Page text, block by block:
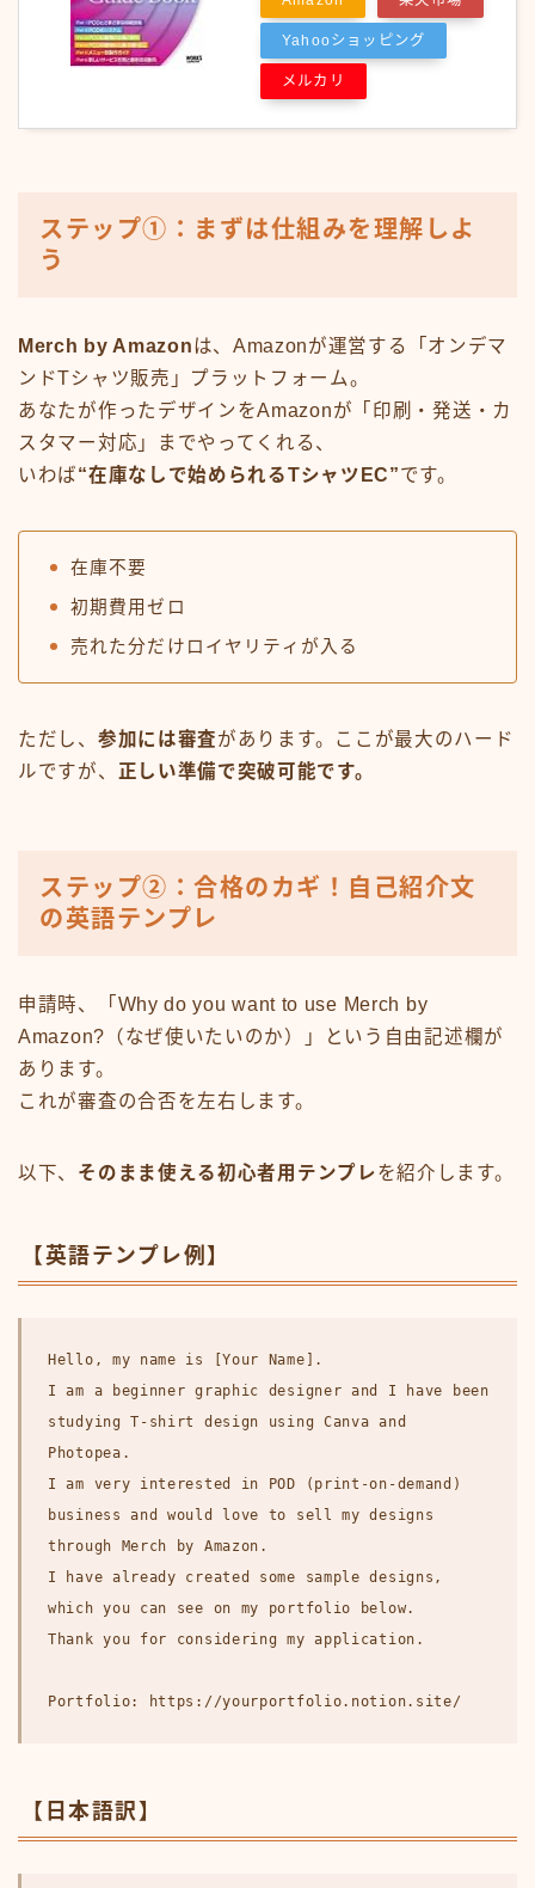
Yahooショッピング
メルカリ
ステップ①：まずは仕組みを理解しよ
う
Merch by Amazonは、Amazonが運営する「オンデマ
ンドTシャツ販売」プラットフォーム。
あなたが作ったデザインをAmazonが「印刷・発送・カ
スタマー対応」までやってくれる、
いわば“在庫なしで始められるTシャツEC”です。
在庫不要
初期費用ゼロ
売れた分だけロイヤリティが入る
ただし、 参加には審査があります。ここが最大のハード
ルですが、 正しい準備で突破可能です。
ステップ②：合格のカギ！自己紹介文
の英語テンプレ
申請時、「Why do you want to use Merch by
Amazon?（なぜ使いたいのか）」という自由記述欄が
あります。
これが審査の合否を左右します。
以下、 そのまま使える初心者用テンプレを紹介します。
【英語テンプレ例】
Hello, my name is [Your Name].
I am a beginner graphic designer and I have been
studying T-shirt design using Canva and
Photopea.
I am very interested in POD (print-on-demand)
business and would love to sell my designs
through Merch by Amazon.
I have already created some sample designs,
which you can see on my portfolio below.
Thank you for considering my application.
Portfolio: https://yourportfolio.notion.site/
【日本語訳】